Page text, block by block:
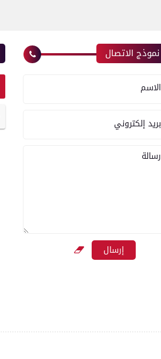
نموذج الاتصال
الاسم
بريد إلكتروني
رسالة